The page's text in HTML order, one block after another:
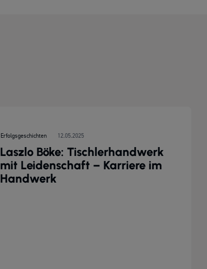
Erfolgsgeschichten 12.05.2025
Laszlo Böke: Tischlerhandwerk
mit Leidenschaft – Karriere im
Handwerk